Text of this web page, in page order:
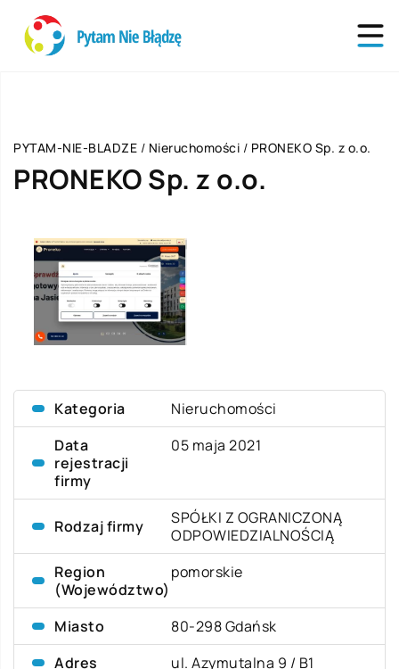
PYTAM-NIE-BLADZE / Nieruchomości / PRONEKO Sp. z o.o.
PRONEKO Sp. z o.o.
Kategoria
Nieruchomości
Data
rejestracji
firmy
05 maja 2021
Rodzaj firmy
SPÓŁKI Z OGRANICZONĄ
ODPOWIEDZIALNOŚCIĄ
Region
(Województwo)
pomorskie
Miasto
80-298 Gdańsk
Adres
ul. Azymutalna 9 / B1